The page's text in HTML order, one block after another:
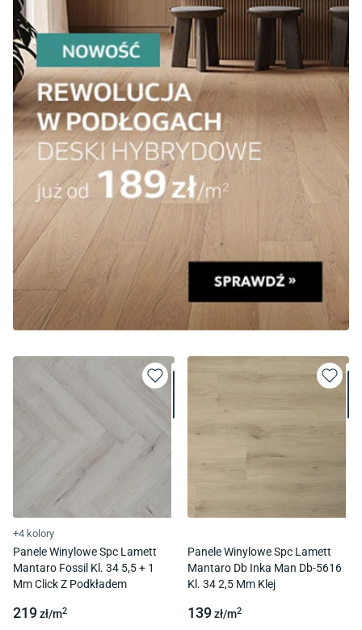
+4 kolory
Panele Winylowe Spc Lamett
Mantaro Fossil Kl. 34 5,5 + 1
Mm Click Z Podkładem
219zł/m2
Panele Winylowe Spc Lamett
Mantaro Db Inka Man Db-5616
Kl. 34 2,5 Mm Klej
139zł/m2